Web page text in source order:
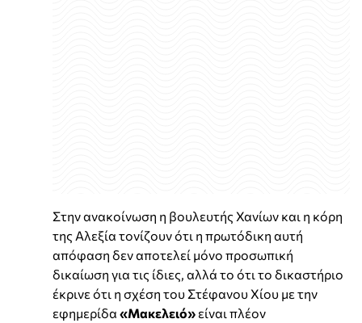
Στην ανακοίνωση η βουλευτής Χανίων και η κόρη
της Αλεξία τονίζουν ότι η πρωτόδικη αυτή
απόφαση δεν αποτελεί μόνο προσωπική
δικαίωση για τις ίδιες, αλλά το ότι το δικαστήριο
έκρινε ότι η σχέση του Στέφανου Χίου με την
εφημερίδα «Μακελειό» είναι πλέον